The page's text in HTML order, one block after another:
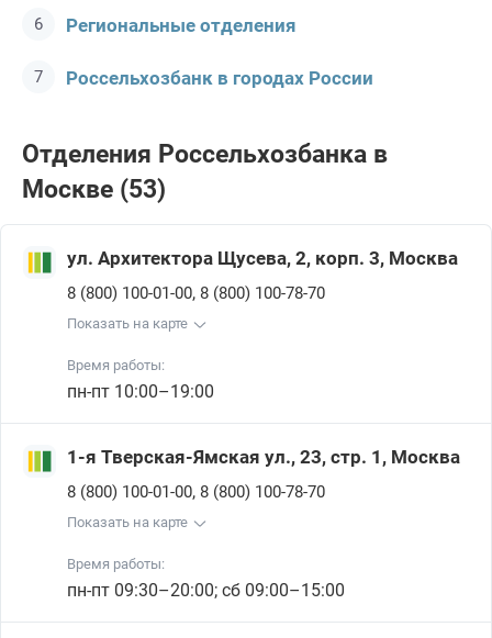
Региональные отделения
Россельхозбанк в городах России
Отделения Россельхозбанкa в
Москве (53)
ул. Архитектора Щусева, 2, корп. 3, Москва
8 (800) 100-01-00, 8 (800) 100-78-70
Показать на карте
Время работы:
пн-пт 10:00–19:00
1-я Тверская-Ямская ул., 23, стр. 1, Москва
8 (800) 100-01-00, 8 (800) 100-78-70
Показать на карте
Время работы:
пн-пт 09:30–20:00; сб 09:00–15:00